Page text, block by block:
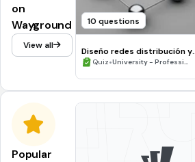
on
Wayground
View all
10 questions
Diseño redes distribución y
aplicaciones de comercio
Quiz•University - Professi...
Popular